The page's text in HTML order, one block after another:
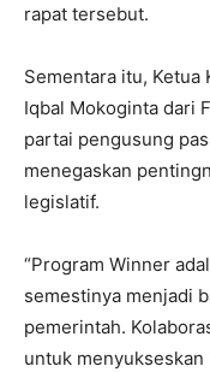
rapat tersebut.
Sementara itu, Ketua
Iqbal Mokoginta dari
partai pengusung
menegaskan
legislatif.
“Program Winner
semestinya menjadi
pemerintah.
untuk menyukseskan